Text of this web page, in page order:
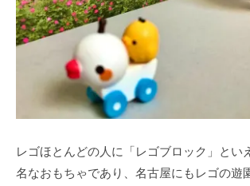
レゴほとんどの⼈に「レゴブロック」とい
名なおもちゃであり、名古屋にもレゴの遊